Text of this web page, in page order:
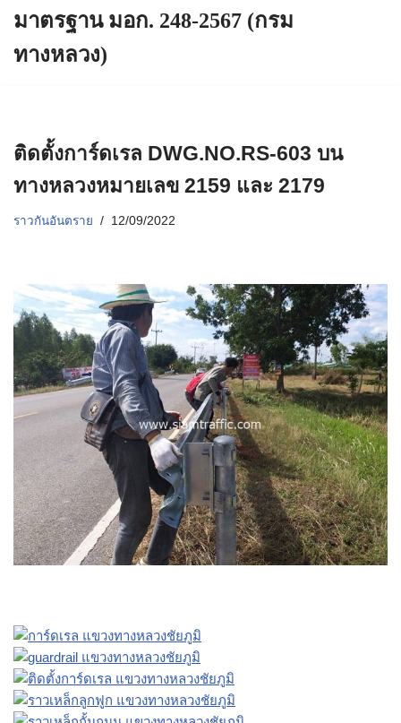
มาตรฐาน มอก. 248-2567 (กรม
ทางหลวง)
ติดตั้งการ์ดเรล DWG.NO.RS-603 บน
ทางหลวงหมายเลข 2159 และ 2179
ราวกันอันตราย 12/09/2022